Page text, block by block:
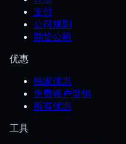
支付
公司规则
期货公司
优惠
独家优惠
免费账户促销
所有优惠
工具